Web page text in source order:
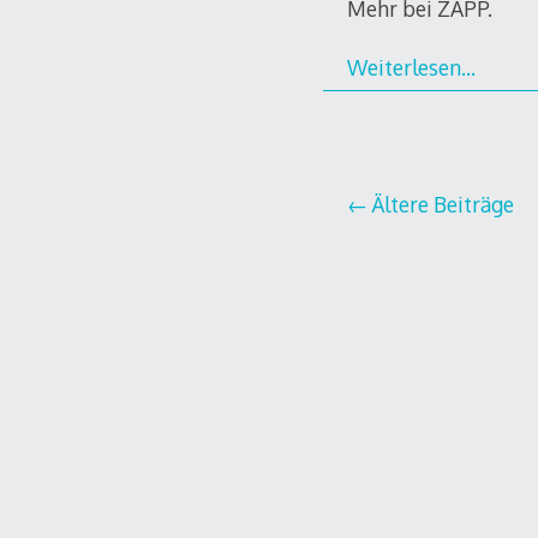
Mehr bei ZAPP.
Weiterlesen…
Ältere Beiträge